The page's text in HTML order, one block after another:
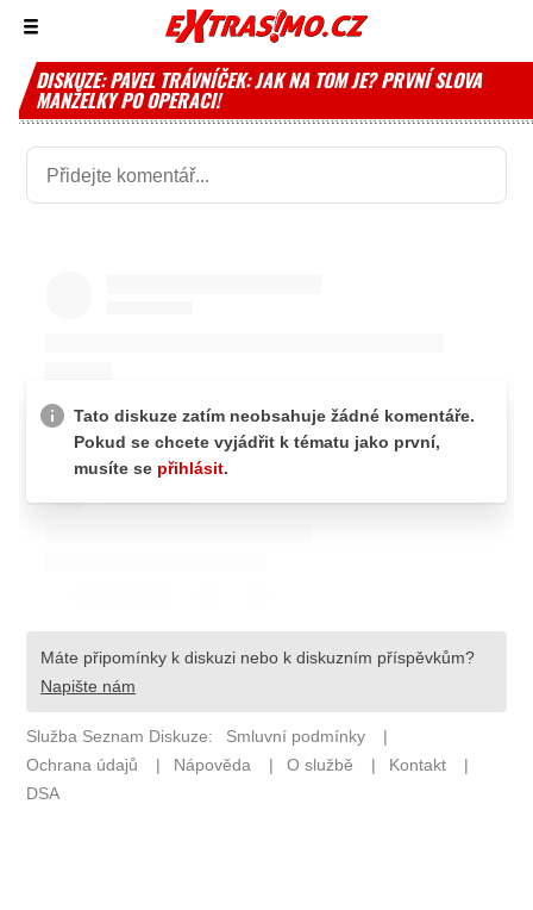
Zobrazit/skrýt
DISKUZE: PAVEL TRÁVNÍČEK: JAK NA TOM JE? PRVNÍ SLOVA
MANŽELKY PO OPERACI!